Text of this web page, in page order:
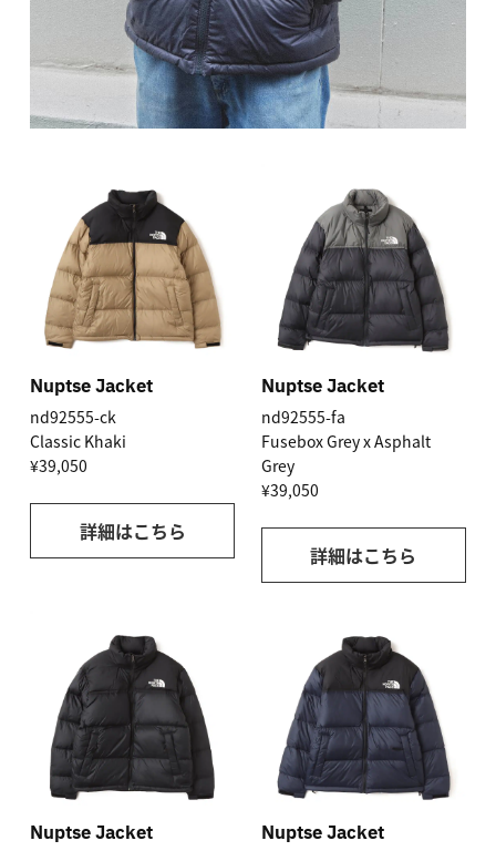
Nuptse Jacket
nd92555-ck
Classic Khaki
¥39,050
詳細はこちら
Nuptse Jacket
nd92555-fa
Fusebox Grey x Asphalt
Grey
¥39,050
詳細はこちら
Nuptse Jacket Nuptse Jacket